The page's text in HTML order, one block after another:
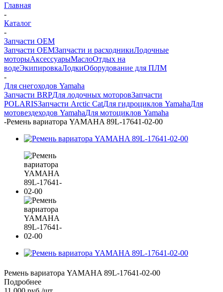
Главная
-
Каталог
-
Запчасти OEM
Запчасти OEMЗапчасти и расходникиЛодочные
моторыАксессуарыМаслоОтдых на
водеЭкипировкаЛодкиОборудование для ПЛМ
-
Для снегоходов Yamaha
Запчасти BRPДля лодочных моторовЗапчасти
POLARISЗапчасти Arctic CatДля гидроциклов YamahaДля
мотовездеходов YamahaДля мотоциклов Yamaha
-Ремень вариатора YAMAHA 89L-17641-02-00
Ремень вариатора YAMAHA 89L-17641-02-00
Подробнее